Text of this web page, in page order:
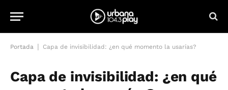
Portada Capa de invisibilidad: ¿en qué momento la usarías?
Capa de invisibilidad: ¿en qué